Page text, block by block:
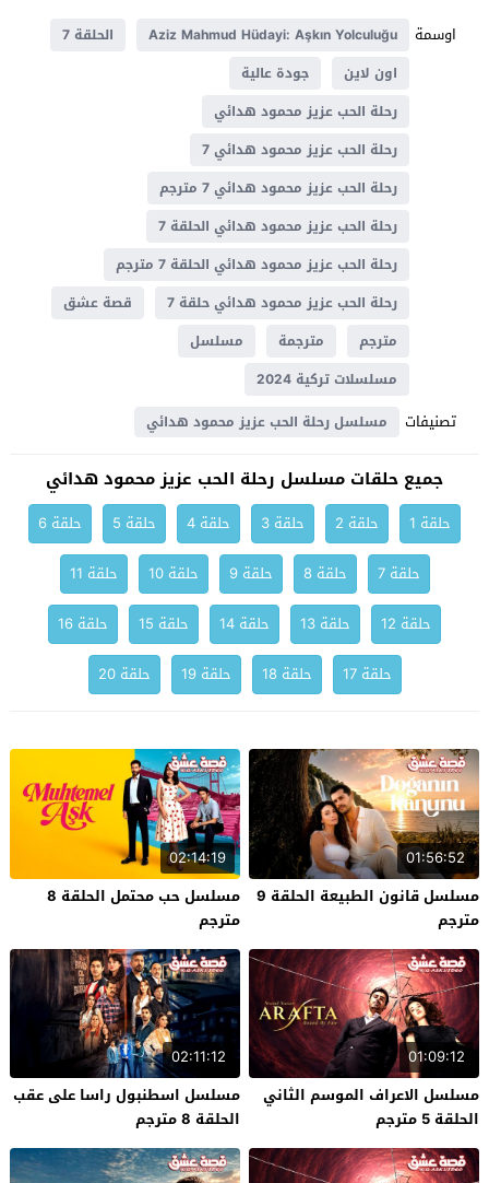
اوسمة
Aziz Mahmud Hüdayi: Aşkın Yolculuğu
الحلقة 7
اون لاين
جودة عالية
رحلة الحب عزيز محمود هدائي
رحلة الحب عزيز محمود هدائي 7
رحلة الحب عزيز محمود هدائي 7 مترجم
رحلة الحب عزيز محمود هدائي الحلقة 7
رحلة الحب عزيز محمود هدائي الحلقة 7 مترجم
رحلة الحب عزيز محمود هدائي حلقة 7
قصة عشق
مترجم
مترجمة
مسلسل
مسلسلات تركية 2024
تصنيفات مسلسل رحلة الحب عزيز محمود هدائي
جميع حلقات مسلسل رحلة الحب عزيز محمود هدائي
حلقة 1 حلقة 2 حلقة 3 حلقة 4 حلقة 5
حلقة 6
حلقة 7
حلقة 8 حلقة 9 حلقة 10
حلقة 11
حلقة 12
حلقة 13 حلقة 14 حلقة 15
حلقة 16
حلقة 17
حلقة 18 حلقة 19 حلقة 20
01:56:52
مسلسل قانون الطبيعة الحلقة 9
مترجم
02:14:19
مسلسل حب محتمل الحلقة 8
مترجم
01:09:12
مسلسل الاعراف الموسم الثاني
الحلقة 5 مترجم
02:11:12
مسلسل اسطنبول راسا على عقب
الحلقة 8 مترجم